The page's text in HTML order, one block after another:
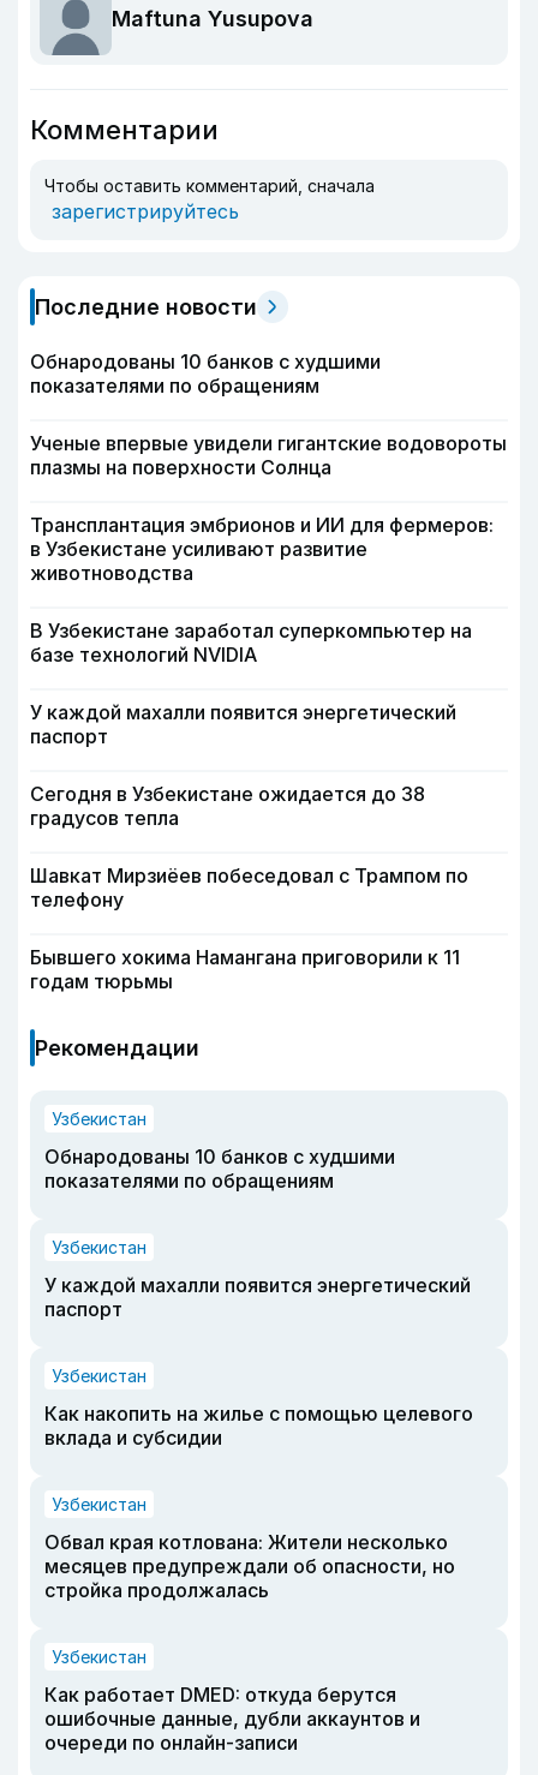
Maftuna Yusupova
Комментарии
Чтобы оставить комментарий, сначала
зарегистрируйтесь
Последние новости
Обнародованы 10 банков с худшими
показателями по обращениям
Ученые впервые увидели гигантские водовороты
плазмы на поверхности Солнца
Трансплантация эмбрионов и ИИ для фермеров:
в Узбекистане усиливают развитие
животноводства
В Узбекистане заработал суперкомпьютер на
базе технологий NVIDIA
У каждой махалли появится энергетический
паспорт
Сегодня в Узбекистане ожидается до 38
градусов тепла
Шавкат Мирзиёев побеседовал с Трампом по
телефону
Бывшего хокима Намангана приговорили к 11
годам тюрьмы
Рекомендации
Узбекистан
Обнародованы 10 банков с худшими
показателями по обращениям
Узбекистан
У каждой махалли появится энергетический
паспорт
Узбекистан
Как накопить на жилье с помощью целевого
вклада и субсидии
Узбекистан
Обвал края котлована: Жители несколько
месяцев предупреждали об опасности, но
стройка продолжалась
Узбекистан
Как работает DMED: откуда берутся
ошибочные данные, дубли аккаунтов и
очереди по онлайн-записи